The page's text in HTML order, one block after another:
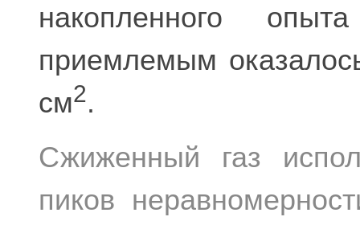
накопленного
приемлемым
см2.
Сжиженный газ
пиков